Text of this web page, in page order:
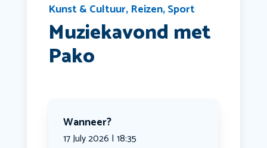
Kunst & Cultuur, Reizen,Sport
Muziekavond met
Pako
Wanneer?
17 July 2026 | 18:35